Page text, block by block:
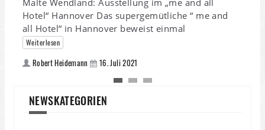
Malte Wendland: Ausstellung im „me and all
Hotel“ Hannover Das supergemütliche “ me and
all Hotel“ in Hannover beweist einmal
Weiterlesen
Robert Heidemann 16. Juli 2021
NEWSKATEGORIEN